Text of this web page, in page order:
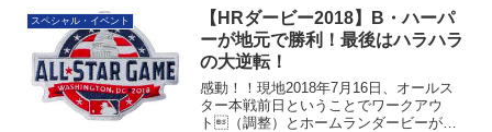
スペシャル・イベント
【HRダービー2018】B・ハーパ
ーが地元で勝利！最後はハラハラ
の大逆転！
感動！！現地2018年7月16日、オールス
ター本戦前日ということでワークアウ
ト（調整）とホームランダービーが行